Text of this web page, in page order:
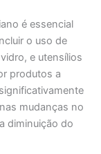
é essencial
o uso de
e utensílios
produtos a
mudanças no
diminuição do